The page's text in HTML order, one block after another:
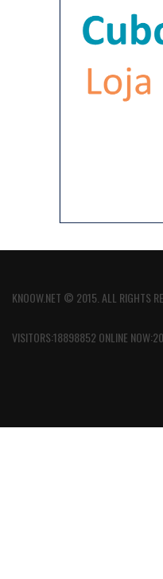
KNOOW.NET © 2015. ALL RIGHTS
VISITORS:18898852 ONLINE